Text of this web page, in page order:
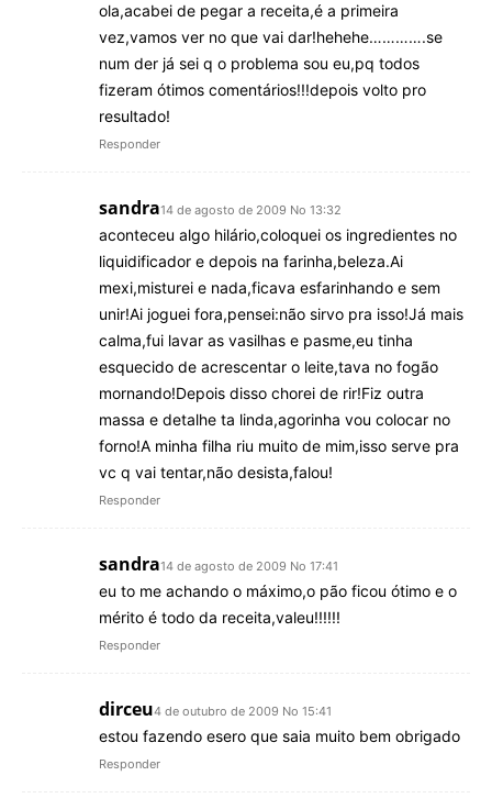
ola,acabei de pegar a receita,é a primeira
vez,vamos ver no que vai dar!hehehe………….se
num der já sei q o problema sou eu,pq todos
fizeram ótimos comentários!!!depois volto pro
resultado!
Responder
sandra14 de agosto de 2009 No 13:32
aconteceu algo hilário,coloquei os ingredientes no
liquidificador e depois na farinha,beleza.Ai
mexi,misturei e nada,ficava esfarinhando e sem
unir!Ai joguei fora,pensei:não sirvo pra isso!Já mais
calma,fui lavar as vasilhas e pasme,eu tinha
esquecido de acrescentar o leite,tava no fogão
mornando!Depois disso chorei de rir!Fiz outra
massa e detalhe ta linda,agorinha vou colocar no
forno!A minha filha riu muito de mim,isso serve pra
vc q vai tentar,não desista,falou!
Responder
sandra14 de agosto de 2009 No 17:41
eu to me achando o máximo,o pão ficou ótimo e o
mérito é todo da receita,valeu!!!!!!
Responder
dirceu4 de outubro de 2009 No 15:41
estou fazendo esero que saia muito bem obrigado
Responder